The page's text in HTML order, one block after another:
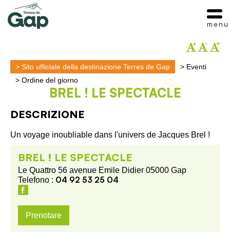
> Sito ufficiale della destinazione Terres de Gap > Eventi
> Ordine del giorno
BREL ! LE SPECTACLE
DESCRIZIONE
Un voyage inoubliable dans l'univers de Jacques Brel !
BREL ! LE SPECTACLE
Le Quattro 56 avenue Emile Didier 05000 Gap
Telefono : 04 92 53 25 04
Prenotare
menu